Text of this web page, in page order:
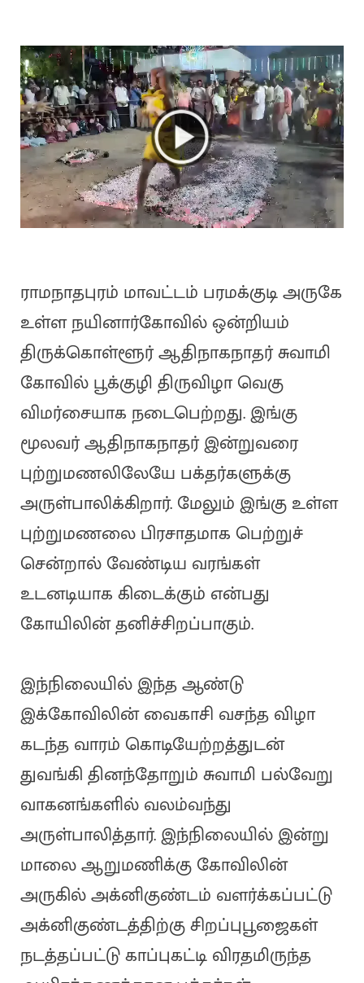
ராமநாதபுரம் மாவட்டம் பரமக்குடி அருகே
உள்ள நயினார்கோவில் ஒன்றியம்
திருக்கொள்ளூர் ஆதிநாகநாதர் சுவாமி
கோவில் பூக்குழி திருவிழா வெகு
விமர்சையாக நடைபெற்றது. இங்கு
மூலவர் ஆதிநாகநாதர் இன்றுவரை
புற்றுமணலிலேயே பக்தர்களுக்கு
அருள்பாலிக்கிறார். மேலும் இங்கு உள்ள
புற்றுமணலை பிரசாதமாக பெற்றுச்
சென்றால் வேண்டிய வரங்கள்
உடனடியாக கிடைக்கும் என்பது
கோயிலின் தனிச்சிறப்பாகும்.
இந்நிலையில் இந்த ஆண்டு
இக்கோவிலின் வைகாசி வசந்த விழா
கடந்த வாரம் கொடியேற்றத்துடன்
துவங்கி தினந்தோறும் சுவாமி பல்வேறு
வாகனங்களில் வலம்வந்து
அருள்பாலித்தார். இந்நிலையில் இன்று
மாலை ஆறுமணிக்கு கோவிலின்
அருகில் அக்னிகுண்டம் வளர்க்கப்பட்டு
அக்னிகுண்டத்திற்கு சிறப்புபூஜைகள்
நடத்தப்பட்டு காப்புகட்டி விரதமிருந்த